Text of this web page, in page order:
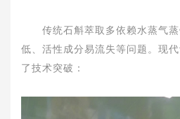
传统石斛萃取多依赖水蒸气
低、活性成分易流失等问题。现
了技术突破：